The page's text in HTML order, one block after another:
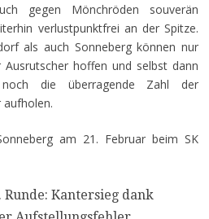
gegen Mönchröden souverän
verlustpunktfrei an der Spitze.
als auch Sonneberg können nur
hoffen und selbst dann
die überragende Zahl der
am 21. Februar beim SK
Kantersieg dank